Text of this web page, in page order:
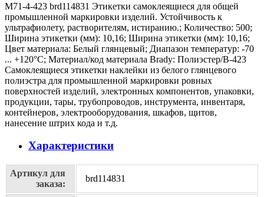
M71-4-423 brd114831 Этикетки самоклеящиеся для общей
промышленной маркировки изделий. Устойчивость к
ультрафиолету, растворителям, истиранию.; Количество: 500;
Ширина этикетки (мм): 10,16; Ширина этикетки (мм): 10,16;
Цвет материала: Белый глянцевый; Диапазон температур: -70
... +120°С; Материал/код материала Brady: Полиэстер/В-423
Самоклеящиеся этикетки наклейки из белого глянцевого
полиэстра для промышленной маркировки ровных
поверхностей изделий, электронных компонентов, упаковки,
продукции, тары, трубопроводов, инструмента, инвентаря,
контейнеров, электрооборудования, шкафов, щитов,
нанесение штрих кода и т.д.
Характеристики
Артикул для
заказа:
brd114831